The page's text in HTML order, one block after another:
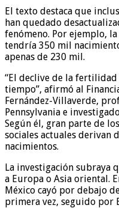
El texto destaca que
han quedado
fenómeno. Por ejemplo,
tendría 350 mil
apenas de 230 mil.
“El declive de la
tiempo”, afirmó al
Fernández-Villaverde,
Pennsylvania e
Según él, gran parte de
sociales actuales derivan
nacimientos.
La investigación subraya
a Europa o Asia oriental.
México cayó por debajo
primera vez, seguido por